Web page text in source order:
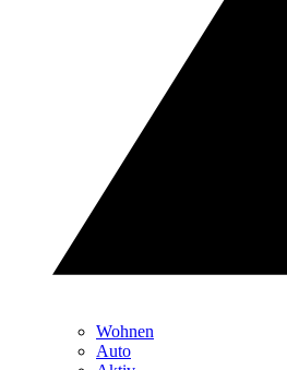
Wohnen
Auto